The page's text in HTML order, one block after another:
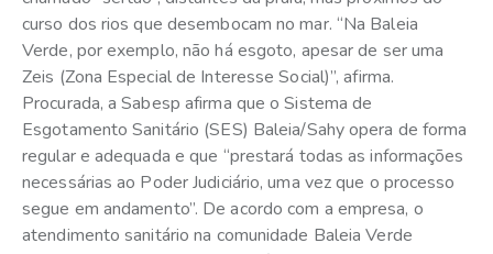
curso dos rios que desembocam no mar. “Na Baleia
Verde, por exemplo, não há esgoto, apesar de ser uma
Zeis (Zona Especial de Interesse Social)”, afirma.
Procurada, a Sabesp afirma que o Sistema de
Esgotamento Sanitário (SES) Baleia/Sahy opera de forma
regular e adequada e que “prestará todas as informações
necessárias ao Poder Judiciário, uma vez que o processo
segue em andamento”. De acordo com a empresa, o
atendimento sanitário na comunidade Baleia Verde